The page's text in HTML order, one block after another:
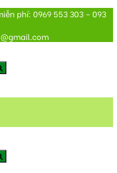
phí: 0969 553 303 – 093